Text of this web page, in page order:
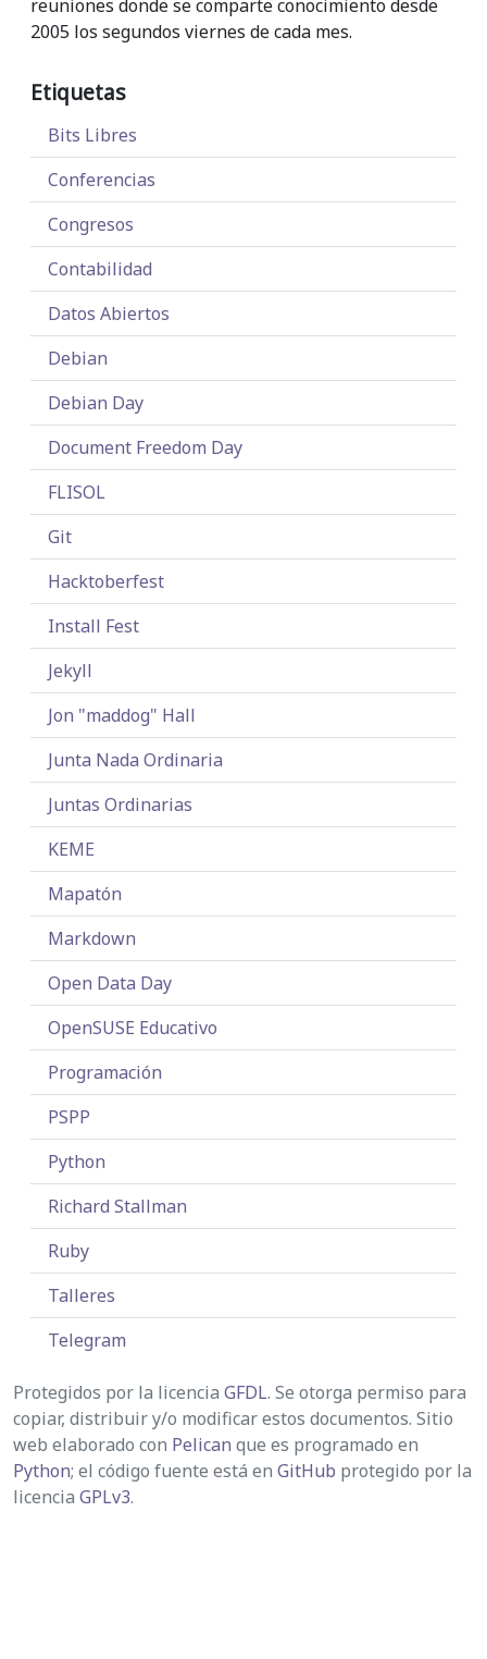
reuniones donde se comparte conocimiento desde
2005 los segundos viernes de cada mes.
Etiquetas
Bits Libres
Conferencias
Congresos
Contabilidad
Datos Abiertos
Debian
Debian Day
Document Freedom Day
FLISOL
Git
Hacktoberfest
Install Fest
Jekyll
Jon "maddog" Hall
Junta Nada Ordinaria
Juntas Ordinarias
KEME
Mapatón
Markdown
Open Data Day
OpenSUSE Educativo
Programación
PSPP
Python
Richard Stallman
Ruby
Talleres
Telegram
Protegidos por la licencia GFDL. Se otorga permiso para
copiar, distribuir y/o modificar estos documentos. Sitio
web elaborado con Pelican que es programado en
Python; el código fuente está en GitHub protegido por la
licencia GPLv3.